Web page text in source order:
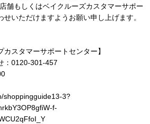
舗もしくはベイクルーズカスタマーサポー
せいただけますようお願い申し上げます。
カスタマーサポートセンター】
：0120-301-457
shoppingguide13-3?
f-